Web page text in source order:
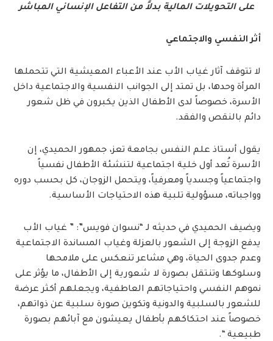
على التحويلات المالية بدلاً من التفاعل الإنساني المباشر
أثر النفسي والاجتماعي
لا تتوقف آثار غياب الأب عند الأعباء المعيشية التي تتحملها
المرأة وحدها، بل تمتد إلى الجوانب النفسية والاجتماعية داخل
الأسرة، خصوصاً لدى الأطفال الذين يكبرون في ظل شعور
دائم بالنقص والفقد.
يقول أستاذ علم النفس بجامعة تعز، جمهور الحميدي، إن
الأسرة تُعد أول خلية اجتماعية لتنشئة الأطفال نفسياً
واجتماعياً وجسدياً ومعرفياً، ويتحمل الزوجان، كل بحسب دوره
وواجباته، مسؤولية تلبية هذه الاحتياجات الأساسية.
ويضيف الحميدي في حديثه لـ “نسوان فويس”: ” غياب الأب
يدفع الزوجة إلى الشعور بالعزلة وغياب المساندة الاجتماعية
وعدم جدوى الحياة، وهي مشاعر تنعكس على ملامحها
وسلوكها وتنتقل بصورة لا شعورية إلى الأطفال، ما يؤثر على
نموهم النفسي واحتياجاتهم العاطفية، ويجعلهم أكثر عرضة
للشعور بالسلبية والدونية وتكوين صورة سلبية عن ذواتهم،
خصوصاً عند احتكاكهم بأطفال يعيشون مع آبائهم بصورة
طبيعية “.